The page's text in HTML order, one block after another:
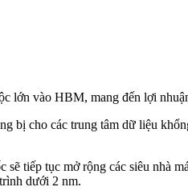
vào HBM, mang đến lợi
cho các trung tâm dữ liệu
tiếp tục mở rộng các siêu nhà
dưới 2 nm.